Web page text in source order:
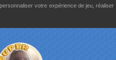
votre expérience de jeu,